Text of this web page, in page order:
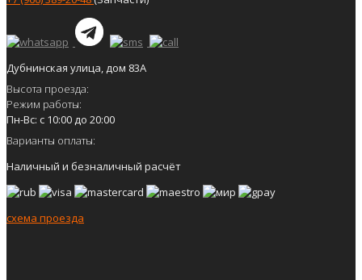
Дубнинская улица, дом 83А
Высота проезда:
Режим работы:
Пн-Вс: с 10:00 до 20:00
Варианты оплаты:
Наличный и безналичный расчёт
схема проезда